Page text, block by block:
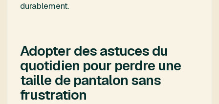
durablement.
Adopter des astuces du
quotidien pour perdre une
taille de pantalon sans
frustration